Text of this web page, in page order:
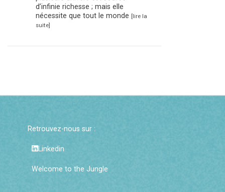
d’infinie richesse ; mais elle
nécessite que tout le monde [lire la
suite]
Retrouvez-nous sur :
Linkedin
Welcome to the Jungle